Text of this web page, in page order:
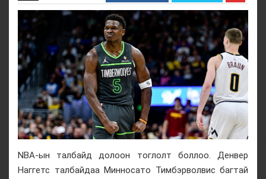
NBA-ын талбайд долоон тоглолт боллоо. Денвер
Наггетс талбайдаа Минносато Тимбэрволвис багтай